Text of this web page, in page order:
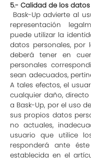
5.- Calidad de los datos
Bask-Up advierte al
representación
puede utilizar la
datos personales,
deberá tener en
personales
sean adecuados,
A tales efectos, el
cualquier daño,
a Bask-Up, por el uso
sus propios datos
no actuales,
usuario que utilice
responderá ante
establecida en el